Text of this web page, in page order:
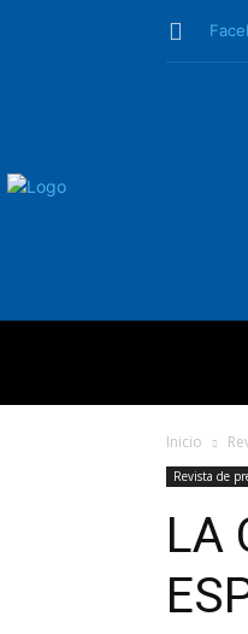
Inicio
Revista de
LA